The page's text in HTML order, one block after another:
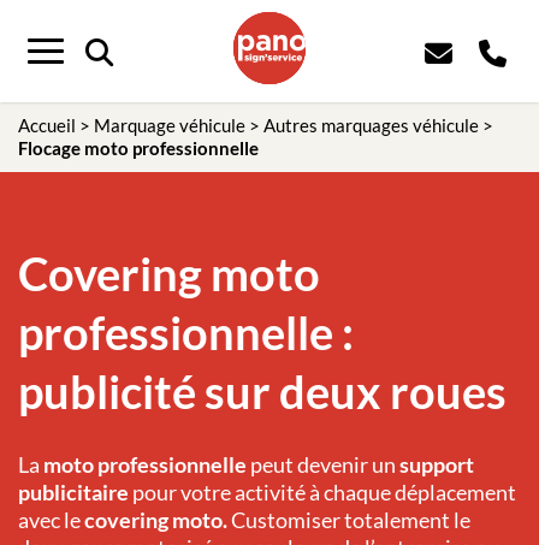
Menu
Accueil > Marquage véhicule > Autres marquages véhicule >
Flocage moto professionnelle
Covering moto
professionnelle :
publicité sur deux roues
La moto professionnelle peut devenir unsupport
publicitaire pour votre activité à chaque déplacement
avec lecovering moto.Customiser totalement le
Panneau de gestion des cookies